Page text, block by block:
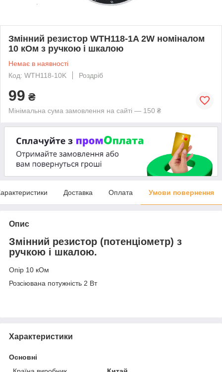
Змінний резистор WTH118-1A 2W номіналом
10 кОм з ручкою і шкалою
Немає в наявності
Код: WTH118-10K
Роздріб
99 ₴
Мінімальна сума замовлення на сайті — 150 ₴
Доставка Оплата Умови повернення
Опис
Змінний резистор (потенціометр) з
ручкою і шкалою.
Опір 10 кОм
Розсіювана потужність 2 Вт
Характеристики
Основні